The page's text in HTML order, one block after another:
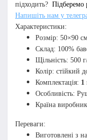
підходить? Підберемо
Напишіть нам у
Характеристики:
Розмір: 50×90
Склад: 100%
Щільність: 500
Колір: стійкий
Комплектація: 1
Особливість:
Країна
Переваги:
Виготовлені з